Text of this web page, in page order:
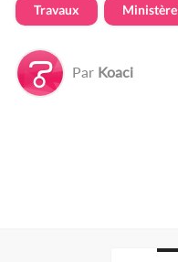
Travaux Ministère
Par Koaci